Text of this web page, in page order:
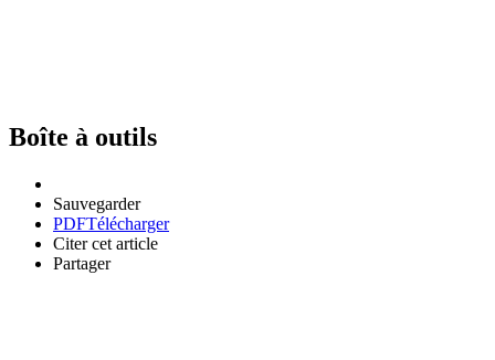
Boîte à outils
Sauvegarder
PDFTélécharger
Citer cet article
Partager